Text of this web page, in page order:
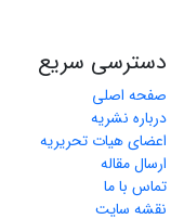
دسترسی سریع
صفحه اصلی
درباره نشریه
اعضای هیات تحریریه
ارسال مقاله
تماس با ما
نقشه سایت